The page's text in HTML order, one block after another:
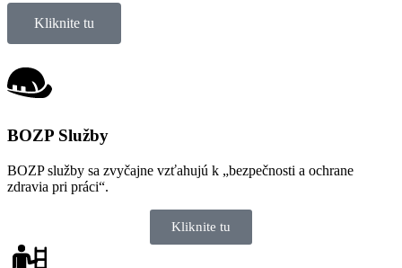
Kliknite tu
BOZP Služby
BOZP služby sa zvyčajne vzťahujú k „bezpečnosti a ochrane
zdravia pri práci“.
Kliknite tu